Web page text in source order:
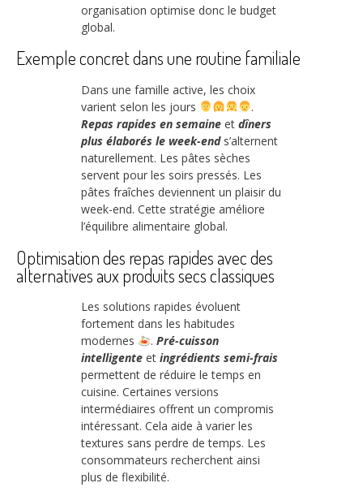
organisation optimise donc le budget
global.
Exemple concret dans une routine familiale
Dans une famille active, les choix
varient selon les jours
.
Repas rapides en semaine et dîners
plus élaborés le week-ends’alternent
naturellement. Les pâtes sèches
servent pour les soirs pressés. Les
pâtes fraîches deviennent un plaisir du
week-end. Cette stratégie améliore
l’équilibre alimentaire global.
Optimisation des repas rapides avec des
alternatives aux produits secs classiques
Les solutions rapides évoluent
fortement dans les habitudes
modernes
. Pré-cuisson
intelligente et ingrédients semi-frais
permettent de réduire le temps en
cuisine. Certaines versions
intermédiaires offrent un compromis
intéressant. Cela aide à varier les
textures sans perdre de temps. Les
consommateurs recherchent ainsi
plus de flexibilité.